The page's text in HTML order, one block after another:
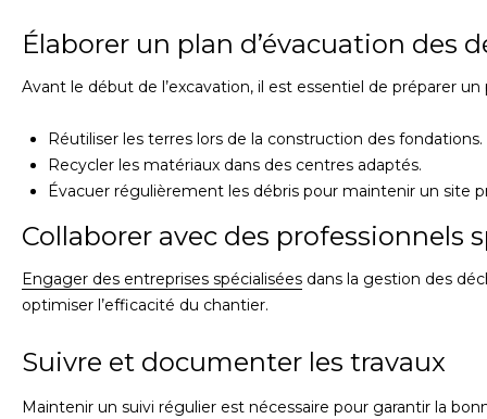
Élaborer un plan d’évacuation des
Avant le début de l’excavation, il est essentiel de préparer
Réutiliser les terres lors de la construction des fondations.
Recycler les matériaux dans des centres adaptés.
Évacuer régulièrement les débris pour maintenir un site
Collaborer avec des professionnels
Engager des entreprises spécialisées dans la gestion des
optimiser l’efficacité du chantier.
Suivre et documenter les travaux
Maintenir un suivi régulier est nécessaire pour garantir la